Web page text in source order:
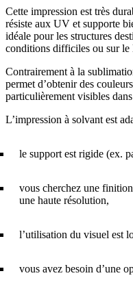
Cette impression est très
résiste aux UV et supporte
idéale pour les structures
conditions difficiles ou sur le
Contrairement à la
permet d’obtenir des
particulièrement visibles
L’impression à solvant est
le support est rigide (ex.
vous cherchez une
une haute résolution,
l’utilisation du visuel est
vous avez besoin d’une